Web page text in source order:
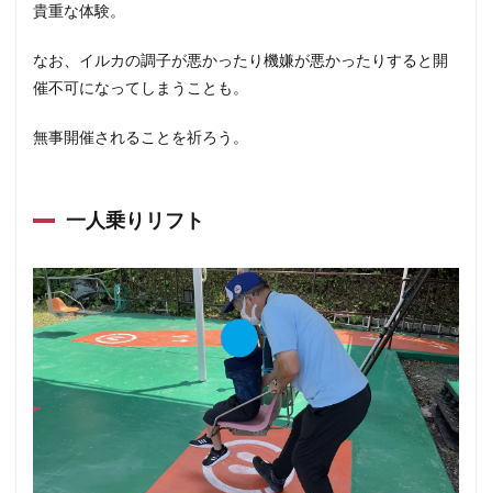
貴重な体験。
なお、イルカの調子が悪かったり機嫌が悪かったりすると開
催不可になってしまうことも。
無事開催されることを祈ろう。
一人乗りリフト